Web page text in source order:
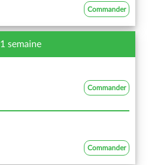
Commander
1 semaine
Commander
Commander